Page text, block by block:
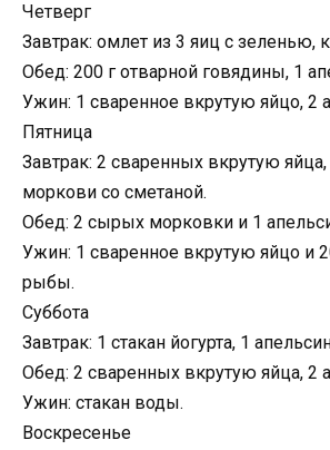
Четверг
Завтрак: омлет из 3 яиц с зеленью,
Обед: 200 г отварной говядины, 1
Ужин: 1 сваренное вкрутую яйцо, 2
Пятница
Завтрак: 2 сваренных вкрутую яйца,
моркови со сметаной.
Обед: 2 сырых морковки и 1
Ужин: 1 сваренное вкрутую яйцо и
рыбы.
Суббота
Завтрак: 1 стакан йогурта, 1
Обед: 2 сваренных вкрутую яйца, 2
Ужин: стакан воды.
Воскресенье